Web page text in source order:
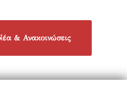
& Ανακοινώσεις